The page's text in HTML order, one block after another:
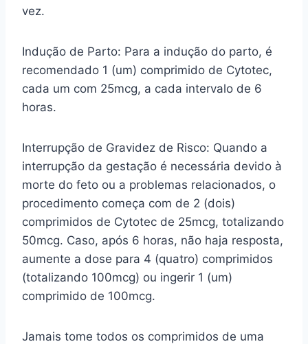
vez.
Indução de Parto: Para a indução do parto, é
recomendado 1 (um) comprimido de Cytotec,
cada um com 25mcg, a cada intervalo de 6
horas.
Interrupção de Gravidez de Risco: Quando a
interrupção da gestação é necessária devido à
morte do feto ou a problemas relacionados, o
procedimento começa com de 2 (dois)
comprimidos de Cytotec de 25mcg, totalizando
50mcg. Caso, após 6 horas, não haja resposta,
aumente a dose para 4 (quatro) comprimidos
(totalizando 100mcg) ou ingerir 1 (um)
comprimido de 100mcg.
Jamais tome todos os comprimidos de uma